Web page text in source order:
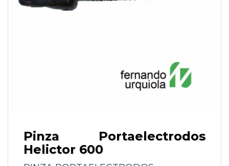
Pinza Portaelectrodos
Helictor 600